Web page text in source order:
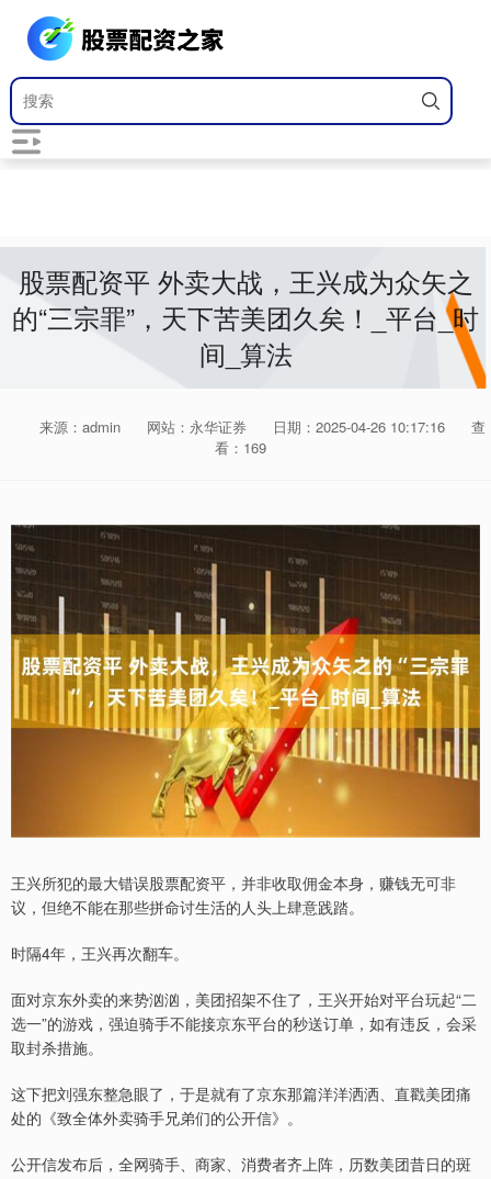
股票配资平 外卖大战，王兴成为众矢之
的“三宗罪”，天下苦美团久矣！_平台_时
间_算法
来源：admin 网站：永华证券 日期：2025-04-26 10:17:16
查
看：169
王兴所犯的最大错误股票配资平，并非收取佣金本身，赚钱无可非
议，但绝不能在那些拼命讨生活的人头上肆意践踏。
时隔4年，王兴再次翻车。
面对京东外卖的来势汹汹，美团招架不住了，王兴开始对平台玩起“二
选一”的游戏，强迫骑手不能接京东平台的秒送订单，如有违反，会采
取封杀措施。
这下把刘强东整急眼了，于是就有了京东那篇洋洋洒洒、直戳美团痛
处的《致全体外卖骑手兄弟们的公开信》。
公开信发布后，全网骑手、商家、消费者齐上阵，历数美团昔日的斑